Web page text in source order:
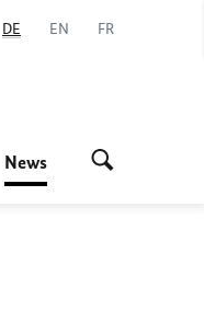
DE EN FR
News